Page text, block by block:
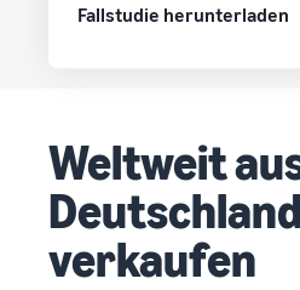
Fallstudie herunterladen
Weltweit
Deutschland
verkaufen